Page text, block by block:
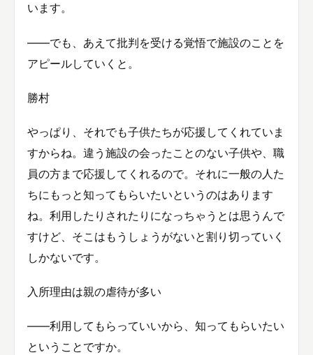
います。
——でも、あえて批判を受ける覚悟で施設のことを
アピールしていくと。
勝村
やっぱり、それでも子供たちが応援してくれていま
すからね。違う施設の会ったことのない子供や、職
員の方まで応援してくれるので。それに一般の人た
ちにもっと知ってもらいたいというのはあります
ね。利用したりされたりになっちゃうとは思うんで
すけど、そこはもうしょうがないと割り切っていく
しかないです。
入所理由は親の虐待が多い
——利用してもらっていいから、知ってもらいたい
ということですか。